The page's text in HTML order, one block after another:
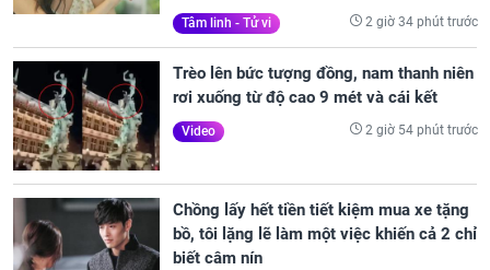
Tâm linh - Tử vi 2 giờ 34 phút trước
Trèo lên bức tượng đồng, nam thanh niên
rơi xuống từ độ cao 9 mét và cái kết
Video 2 giờ 54 phút trước
Chồng lấy hết tiền tiết kiệm mua xe tặng
bồ, tôi lặng lẽ làm một việc khiến cả 2 chỉ
biết câm nín